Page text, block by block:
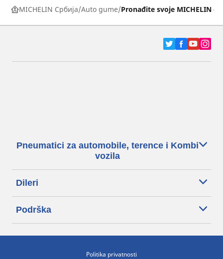
MICHELIN Србија Auto gume Pronađite svoje MICHELIN
Pneumatici za automobile, terence i Kombi
vozila
Dileri
Podrška
Politika privatnosti